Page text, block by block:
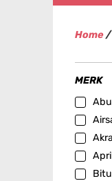
Home/
MERK